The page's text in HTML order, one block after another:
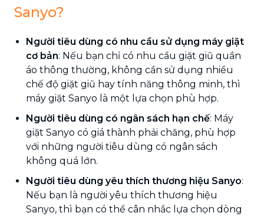
Sanyo?
Người tiêu dùng có nhu cầu sử dụng máy giặt
cơ bản: Nếu bạn chỉ có nhu cầu giặt giũ quần
áo thông thường, không cần sử dụng nhiều
chế độ giặt giũ hay tính năng thông minh, thì
máy giặt Sanyo là một lựa chọn phù hợp.
Người tiêu dùng có ngân sách hạn chế: Máy
giặt Sanyo có giá thành phải chăng, phù hợp
với những người tiêu dùng có ngân sách
không quá lớn.
Người tiêu dùng yêu thích thương hiệu Sanyo:
Nếu bạn là người yêu thích thương hiệu
Sanyo, thì bạn có thể cân nhắc lựa chọn dòng